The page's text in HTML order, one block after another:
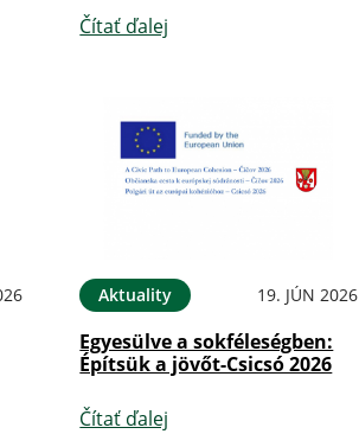
Čítať ďalej
Aktuality 19. JÚN 2026
Egyesülve a sokféleségben:
Építsük a jövőt-Csicsó 2026
Čítať ďalej